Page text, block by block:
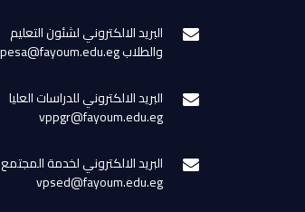
البريد الالكتروني لشئون التعليم
والطلاب vpesa@fayoum.edu.eg
البريد الالكتروني للدراسات العليا
vppgr@fayoum.edu.eg
البريد الالكتروني لخدمة المجتمع
vpsed@fayoum.edu.eg